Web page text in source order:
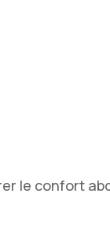
le confort